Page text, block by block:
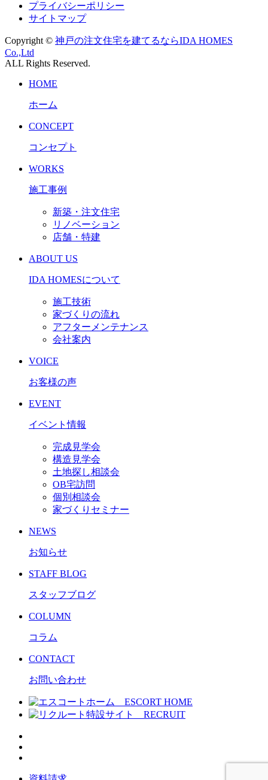
プライバシーポリシー
サイトマップ
Copyright © 神戸の注文住宅を建てるならIDA HOMES
Co.,Ltd
ALL Rights Reserved.
HOME
ホーム
CONCEPT
コンセプト
WORKS
施工事例
新築・注文住宅
リノベーション
店舗・特建
ABOUT US
IDA HOMESについて
施工技術
家づくりの流れ
アフターメンテナンス
会社案内
VOICE
お客様の声
EVENT
イベント情報
完成見学会
構造見学会
土地探し相談会
OB宅訪問
個別相談会
家づくりセミナー
NEWS
お知らせ
STAFF BLOG
スタッフブログ
COLUMN
コラム
CONTACT
お問い合わせ